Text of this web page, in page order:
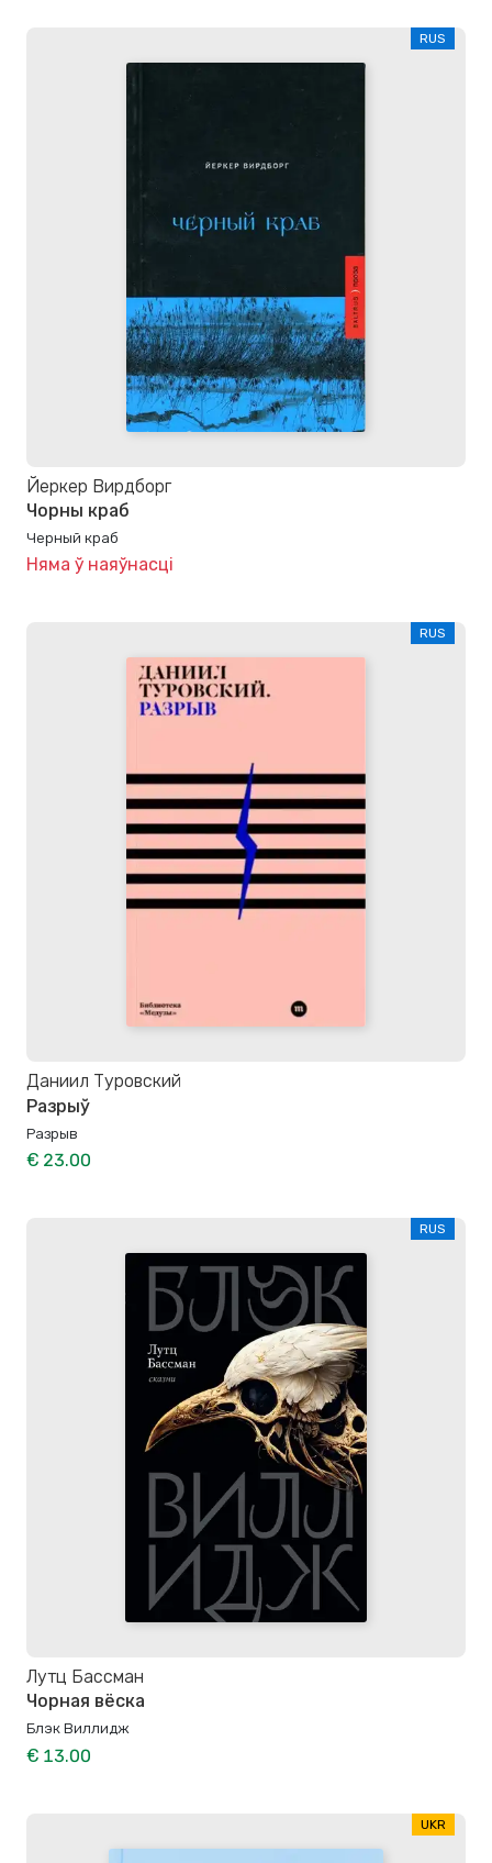
RUS
Йеркер Вирдборг
Чорны краб
Черный краб
Няма ў наяўнасці
RUS
Даниил Туровский
Разрыў
Разрыв
€ 23.00
RUS
Лутц Бассман
Чорная вёска
Блэк Виллидж
€ 13.00
UKR